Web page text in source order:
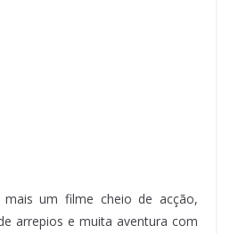
mais um filme cheio de acção,
arrepios e muita aventura com